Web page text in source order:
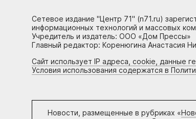
Сетевое издание "Центр 71" (n71.ru)
информационных технологий и массовых
Учредитель и издатель: ООО «Дом Прессы»
Главный редактор: Коренюгина Анастасия
Сайт использует IP адреса, cookie, данные
Условия использования содержатся в
Новости, размещенные в рубриках «